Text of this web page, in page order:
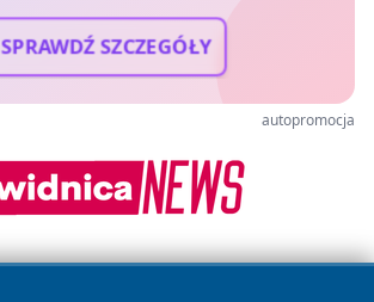
SPRAWDŹ SZCZEGÓŁY
autopromocja